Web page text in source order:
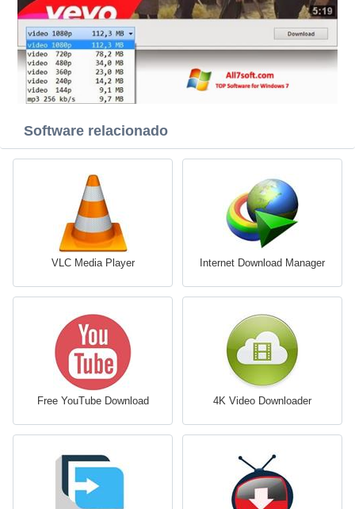
Software relacionado
VLC Media Player Internet Download Manager
Free YouTube Download 4K Video Downloader